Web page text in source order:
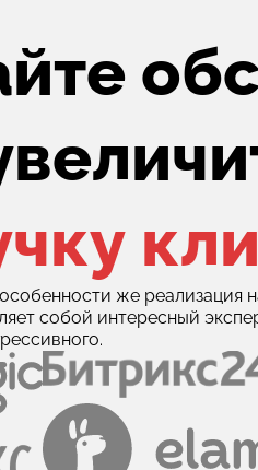
же реализация
собой интересный